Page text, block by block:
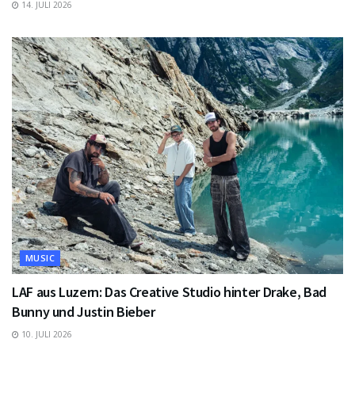
14. JULI 2026
MUSIC
LAF aus Luzern: Das Creative Studio hinter Drake, Bad
Bunny und Justin Bieber
10. JULI 2026